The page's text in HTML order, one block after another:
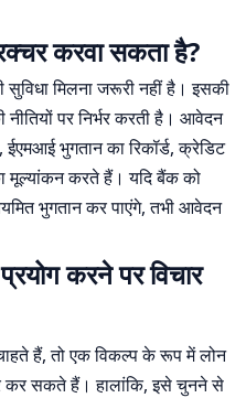
करवा सकता है?
सुविधा मिलना जरूरी नहीं है। इसकी
नीतियों पर निर्भर करती है। आवेदन
भुगतान का रिकॉर्ड, क्रेडिट
मूल्यांकन करते हैं। यदि बैंक को
भुगतान कर पाएंगे, तभी आवेदन
करने पर विचार
हैं, तो एक विकल्प के रूप में लोन
कर सकते हैं। हालांकि, इसे चुनने से